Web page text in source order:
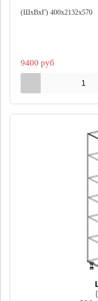
(ШхВхГ) 400х2132х570
9400 руб